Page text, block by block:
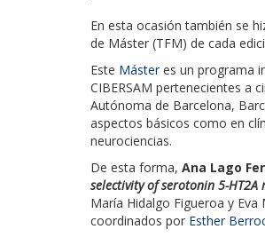
En esta ocasión también se
de Máster (TFM) de cada
Este Másteres un programa
CIBERSAM pertenecientes a
Autónoma de Barcelona,
aspectos básicos como en
neurociencias.
De esta forma, Ana Lago
selectivity of serotonin 5-HT2A
María Hidalgo Figueroa y
coordinados por Esther